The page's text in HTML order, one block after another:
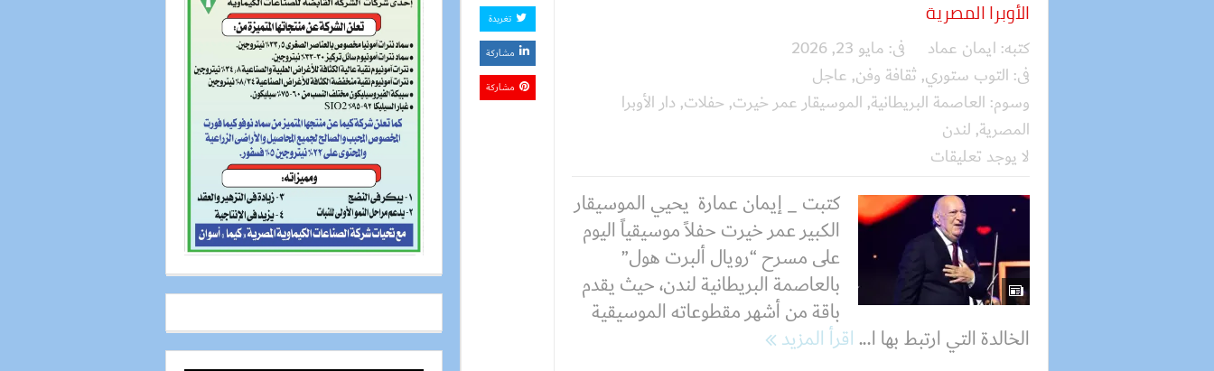
الأوبرا المصرية
كتبه: ايمان عماد فى: مايو 23, 2026
فى: التوب ستوري, ثقافة وفن, عاجل
وسوم: العاصمة البريطانية, الموسيقار عمر خيرت, حفلات, دار الأوبرا
المصرية, لندن
لا يوجد تعليقات
كتبت _ إيمان عمارة يحيي الموسيقار
الكبير عمر خيرت حفلاً موسيقياً اليوم
على مسرح “رويال ألبرت هول”
بالعاصمة البريطانية لندن، حيث يقدم
باقة من أشهر مقطوعاته الموسيقية
الخالدة التي ارتبط بها ا...اقرأ المزيد
تغريدة
مشاركة
مشاركة